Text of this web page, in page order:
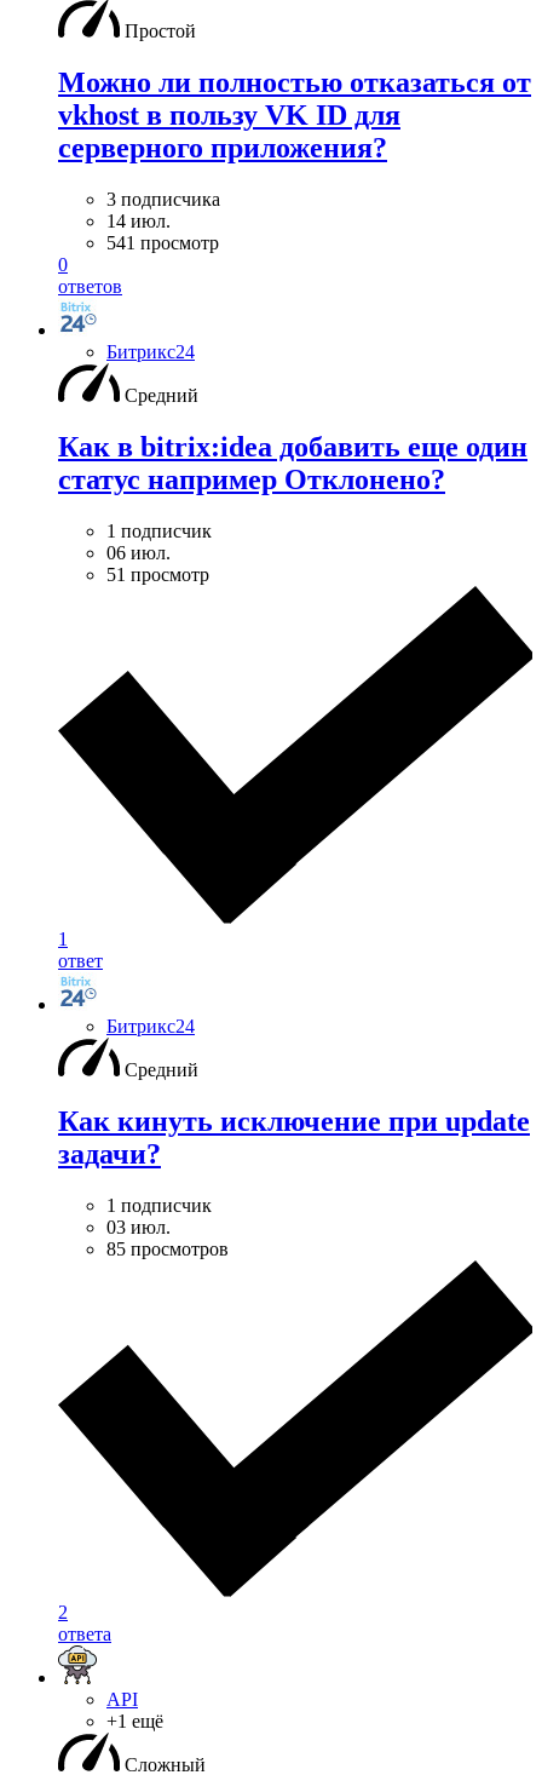
Простой
Можно ли полностью отказаться от
vkhost в пользу VK ID для
серверного приложения?
3 подписчика
14 июл.
541 просмотр
0
ответов
Битрикс24
Средний
Как в bitrix:idea добавить еще один
статус например Отклонено?
1 подписчик
06 июл.
51 просмотр
1
ответ
Битрикс24
Средний
Как кинуть исключение при update
задачи?
1 подписчик
03 июл.
85 просмотров
2
ответа
API
+1 ещё
Сложный